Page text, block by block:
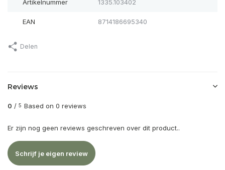
Artikelnummer 1335.103402
EAN 8714186695340
Delen
Reviews
0 / 5 Based on 0 reviews
Er zijn nog geen reviews geschreven over dit product..
Schrijf je eigen review